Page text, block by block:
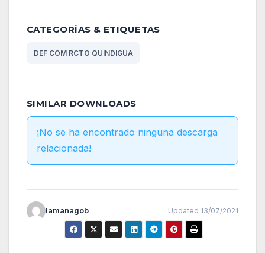
CATEGORÍAS & ETIQUETAS
DEF COM RCTO QUINDIGUA
SIMILAR DOWNLOADS
¡No se ha encontrado ninguna descarga
relacionada!
lamanagob Updated 13/07/2021